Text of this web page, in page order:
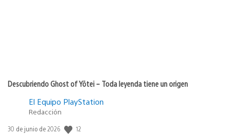
Descubriendo Ghost of Yōtei – Toda leyenda tiene un origen
El Equipo PlayStation
Redacción
Fecha
30 de junio de 2026 12